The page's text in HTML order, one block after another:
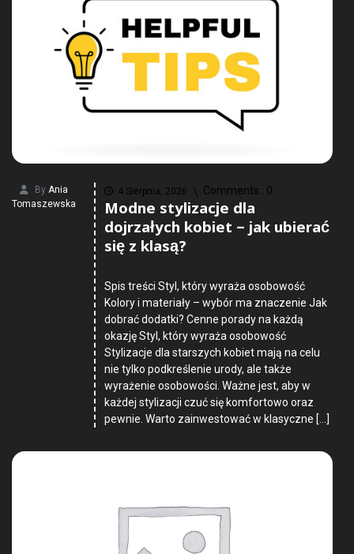
By Ania
Tomaszewska
4 Sierpnia, 2026 Comments : 0
Modne stylizacje dla
dojrzałych kobiet – jak ubierać
się z klasą?
Spis treści Styl, który wyraża osobowość
Kolory i materiały – wybór ma znaczenie Jak
dobrać dodatki? Cenne porady na każdą
okazję Styl, który wyraża osobowość
Stylizacje dla starszych kobiet mają na celu
nie tylko podkreślenie urody, ale także
wyrażenie osobowości. Ważne jest, aby w
każdej stylizacji czuć się komfortowo oraz
pewnie. Warto zainwestować w klasyczne […]